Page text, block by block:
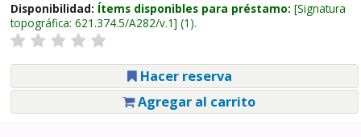
Disponibilidad: Ítems disponibles para préstamo: Signatura
topográfica: 621.374.5/A282/v.1 (1).
Hacer reserva
Agregar al carrito